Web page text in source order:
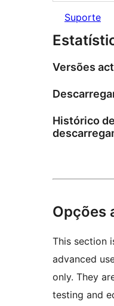
Suporte
Versões
Histórico de
Opções
This section
advanced
only. They
testing and